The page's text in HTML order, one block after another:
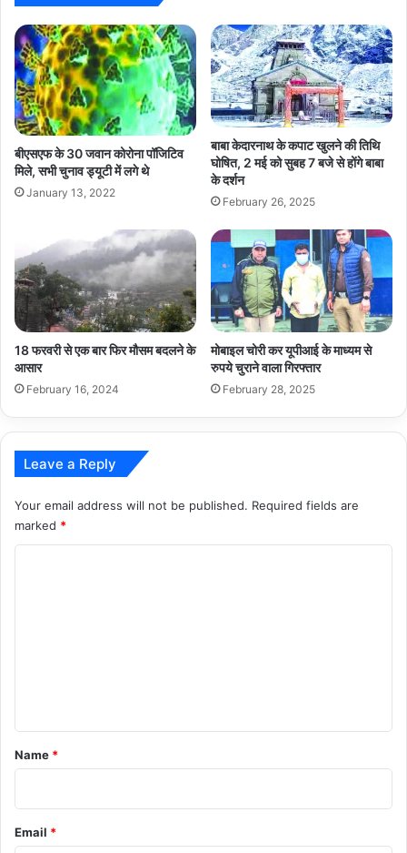
बीएसएफ के 30 जवान कोरोना पॉजिटिव
मिले, सभी चुनाव ड्यूटी में लगे थे
January 13, 2022
बाबा केदारनाथ के कपाट खुलने की तिथि
घोषित, 2 मई को सुबह 7 बजे से होंगे बाबा
के दर्शन
February 26, 2025
18 फरवरी से एक बार फिर मौसम बदलने के
आसार
February 16, 2024
मोबाइल चोरी कर यूपीआई के माध्यम से
रुपये चुराने वाला गिरफ्तार
February 28, 2025
Leave a Reply
Your email address will not be published. Required fields are
marked *
*
Name *
Email *